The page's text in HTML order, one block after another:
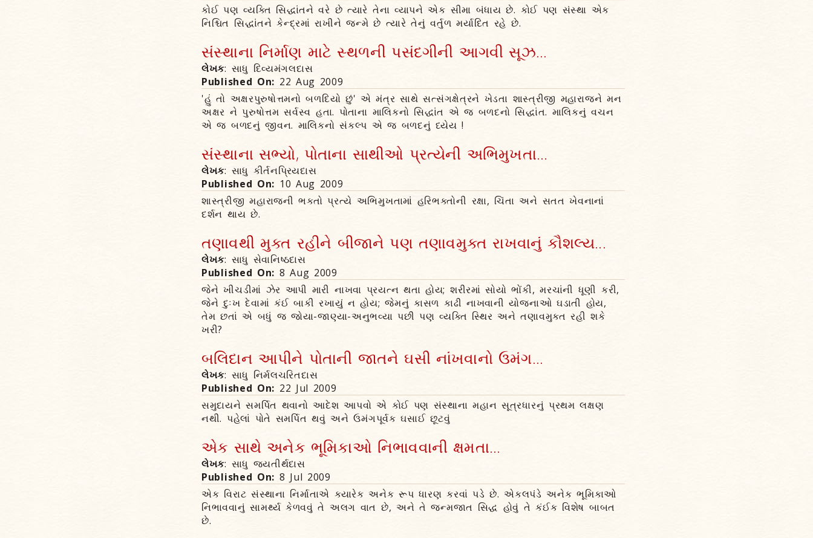
કોઈ પણ વ્યક્તિ સિદ્ધાંતને વરે છે ત્યારે તેના વ્યાપને એક સીમા બંધાય છે. કોઈ પણ સંસ્થા એક
નિશ્ચિત સિદ્ધાંતને કેન્દ્રમાં રાખીને જન્મે છે ત્યારે તેનું વર્તુળ મર્યાદિત રહે છે.
સંસ્થાના નિર્માણ માટે સ્થળની પસંદગીની આગવી સૂઝ...
લેખક: સાધુ દિવ્યમંગલદાસ
Published On: 22 Aug 2009
'હું તો અક્ષરપુરુષોત્તમનો બળદિયો છું' એ મંત્ર સાથે સત્સંગક્ષેત્રને ખેડતા શાસ્ત્રીજી મહારાજને મન
અક્ષર ને પુરુષોત્તમ સર્વસ્વ હતા. પોતાના માલિકનો સિદ્ધાંત એ જ બળદનો સિદ્ધાંત. માલિકનું વચન
એ જ બળદનું જીવન. માલિકનો સંકલ્પ એ જ બળદનું ધ્યેય !
સંસ્થાના સભ્યો, પોતાના સાથીઓ પ્રત્યેની અભિમુખતા...
લેખક: સાધુ કીર્તનપ્રિયદાસ
Published On: 10 Aug 2009
શાસ્ત્રીજી મહારાજની ભક્તો પ્રત્યે અભિમુખતામાં હરિભક્તોની રક્ષા, ચિંતા અને સતત ખેવનાનાં
દર્શન થાય છે.
તણાવથી મુક્ત રહીને બીજાને પણ તણાવમુક્ત રાખવાનું કૌશલ્ય...
લેખક: સાધુ સેવાનિષ્ઠદાસ
Published On: 8 Aug 2009
જેને ખીચડીમાં ઝેર આપી મારી નાખવા પ્રયત્ન થતા હોય; શરીરમાં સોયો ભોંકી, મરચાંની ધૂણી કરી,
જેને દુઃખ દેવામાં કંઈ બાકી રખાયું ન હોય; જેમનું કાસળ કાઢી નાખવાની યોજનાઓ ઘડાતી હોય,
તેમ છતાં એ બધું જ જોયા-જાણ્યા-અનુભવ્યા પછી પણ વ્યક્તિ સ્થિર અને તણાવમુક્ત રહી શકે
ખરી?
બલિદાન આપીને પોતાની જાતને ઘસી નાંખવાનો ઉમંગ...
લેખક: સાધુ નિર્મલચરિતદાસ
Published On: 22 Jul 2009
સમુદાયને સમર્પિત થવાનો આદેશ આપવો એ કોઈ પણ સંસ્થાના મહાન સૂત્રધારનું પ્રથમ લક્ષણ
નથી. પહેલાં પોતે સમર્પિત થવું અને ઉમંગપૂર્વક ઘસાઈ છૂટવું
એક સાથે અનેક ભૂમિકાઓ નિભાવવાની ક્ષમતા...
લેખક: સાધુ જયતીર્થદાસ
Published On: 8 Jul 2009
એક વિરાટ સંસ્થાના નિર્માતાએ ક્યારેક અનેક રૂપ ધારણ કરવાં પડે છે. એકલપંડે અનેક ભૂમિકાઓ
નિભાવવાનું સામર્થ્ય કેળવવું તે અલગ વાત છે, અને તે જન્મજાત સિદ્ધ હોવું તે કંઈક વિશેષ બાબત
છે.